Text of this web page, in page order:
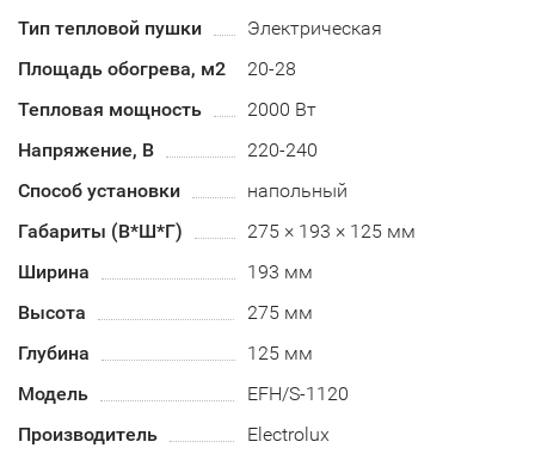
Тип тепловой пушки
Электрическая
Площадь обогрева, м2
20-28
Тепловая мощность
2000 Вт
Напряжение, В
220-240
Способ установки
напольный
Габариты (В*Ш*Г)
275 × 193 × 125 мм
Ширина
193 мм
Высота
275 мм
Глубина
125 мм
Модель
EFH/S-1120
Производитель
Electrolux